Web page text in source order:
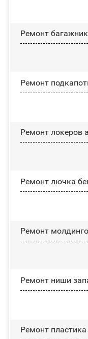
Ремонт
Ремонт
Ремонт лoĸepoв
Ремонт лючка
Ремонт
Ремонт ниши
Ремонт